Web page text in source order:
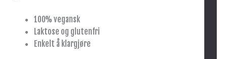
100% vegansk
Laktose og glutenfri
Enkelt å klargjøre